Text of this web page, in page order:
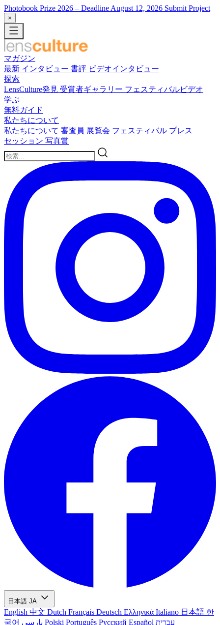
Photobook Prize 2026 – Deadline August 12, 2026 Submit Project
×
マガジン
最新 インタビュー 書評 ビデオインタビュー
探索
LensCulture発見 受賞者ギャラリー フェスティバルビデオ
学ぶ
無料ガイド
私たちについて
私たちについて 審査員 展覧会 フェスティバル プレス
セッション 写真賞
日本語 JA
English 中文 Dutch Français Deutsch Ελληνικά Italiano 日本語 한
국어
Polski Português Русский Español עברית